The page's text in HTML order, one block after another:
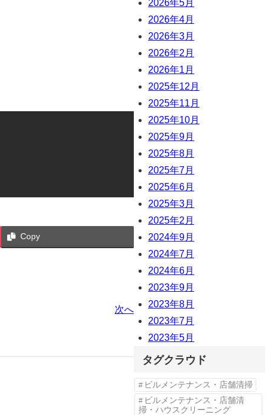
Copy
次へ
2026年5月
2026年4月
2026年3月
2026年2月
2026年1月
2025年12月
2025年11月
2025年10月
2025年9月
2025年8月
2025年7月
2025年6月
2025年3月
2025年2月
2024年9月
2024年7月
2024年6月
2023年9月
2023年8月
2023年7月
2023年5月
タグクラウド
ビルメンテナンス・店舗清掃
ビルメンテナンス・店舗清
掃・ハウスクリーニング